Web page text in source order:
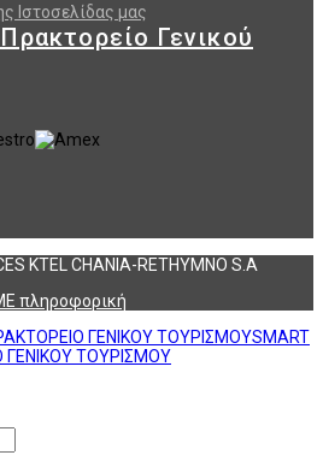
Ιστοσελίδας μας
Γενικού
KTEL CHANIA-RETHYMNO S.A
πληροφορική
SMART
ΓΕΝΙΚΟΥ ΤΟΥΡΙΣΜΟΥ